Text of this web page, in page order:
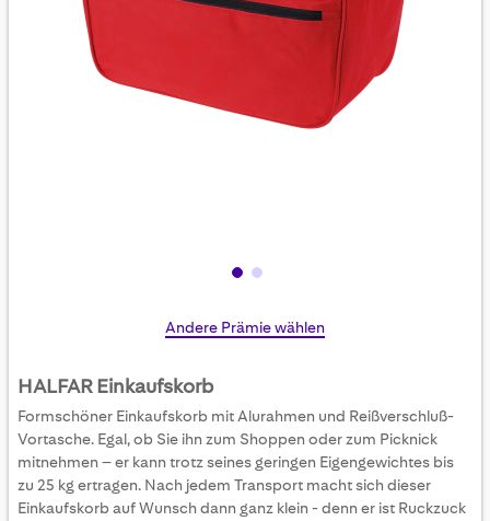
Skip
of
the
images
gallery
Andere Prämie wählen
HALFAR Einkaufskorb
Formschöner Einkaufskorb mit Alurahmen und Reißverschluß-
Vortasche. Egal, ob Sie ihn zum Shoppen oder zum Picknick
mitnehmen – er kann trotz seines geringen Eigengewichtes bis
zu 25 kg ertragen. Nach jedem Transport macht sich dieser
Einkaufskorb auf Wunsch dann ganz klein - denn er ist Ruckzuck